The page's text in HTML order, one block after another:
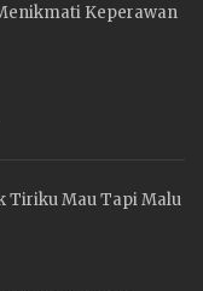
Keperawan
Tiriku Mau Tapi Malu